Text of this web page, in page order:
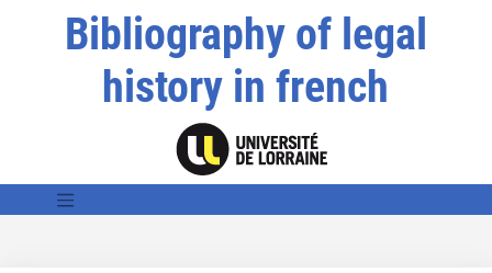
Bibliography of legal
history in french